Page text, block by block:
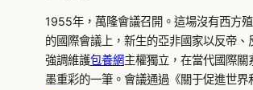
1955年，萬隆會議召開。這場沒有西方
的國際會議上，新生的亞非國家以反帝、
強調維護包養網主權獨立，在當代國際關
墨重彩的一筆。會議通過《關于促進世界